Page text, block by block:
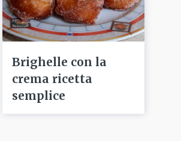
Brighelle con la
crema ricetta
semplice